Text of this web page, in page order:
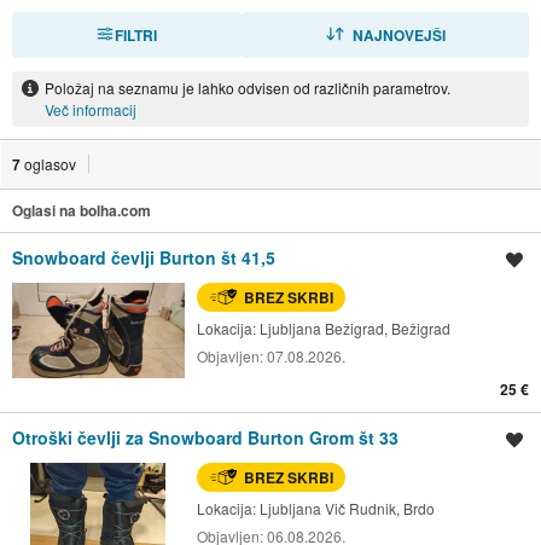
FILTRI NAJNOVEJŠI
Položaj na seznamu je lahko odvisen od različnih parametrov.
Več informacij
7oglasov
Oglasi na bolha.com
Snowboard čevlji Burton št 41,5
BREZ SKRBI
Lokacija: Ljubljana Bežigrad, Bežigrad
Objavljen:07.08.2026.
25 €
Otroški čevlji za Snowboard Burton Grom št 33
BREZ SKRBI
Lokacija: Ljubljana Vič Rudnik, Brdo
Objavljen:06.08.2026.